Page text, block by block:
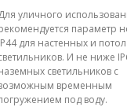
уличного
параметр
для настенных и
И не ниже
светильников с
временным
под воду.